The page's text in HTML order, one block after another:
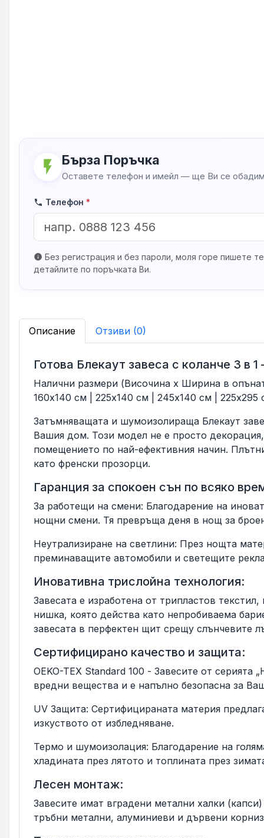
flash_on Бърза Поръчка
Оставете телефон и имейл — ще Ви се
phone Телефон *
info Без регистрация и без пароли, моля горе пишете
детайлите по поръчката Ви.
Описание Отзиви (0)
Готова Блекаут завеса с коланче 3
Налични размери (Височина х Ширина в
160x140 см | 225x140 см | 245x140 см | 225x295
Затъмняващата и шумоизолираща Блекаут
Вашия дом. Този модел не е просто
помещението по най-ефективния начин.
като френски прозорци.
Гаранция за спокоен сън по всяко
За работещи на смени: Благодарение на
нощни смени. Тя превръща деня в нощ за
Неутрализиране на светлини: През нощта
преминаващите автомобили и светещите
Иновативна трислойна технология:
Завесата е изработена от трипластов
нишка, която действа като непробиваема
завесата в перфектен щит срещу слънчевите
Сертифицирано качество и защита:
OEKO-TEX Standard 100 - Завесите от
вредни вещества и е напълно безопасна за
UV Защита: Сертифицираната материя
изкуството от избледняване.
Термо и шумоизолация: Благодарение на
хладината през лятото и топлината през
Лесен монтаж:
Завесите имат вградени метални халки
тръбни метални, алуминиеви и дървени